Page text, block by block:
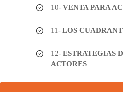
10- VENTA PARA
11- LOS
12- ESTRATEGIAS
ACTORES